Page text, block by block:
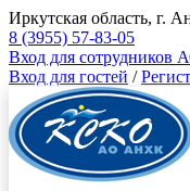
Иркутская область, г.
8 (3955) 57-83-05
Вход для
Вход для гостей /